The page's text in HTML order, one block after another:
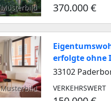
Musterbild 370.000 €
Musterbild
erfolgte ohne
33102
VERKEHRSWERT